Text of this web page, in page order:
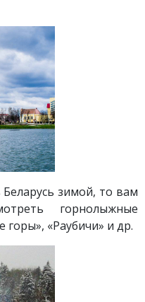
зимой, то вам
горнолыжные
горы», «Раубичи» и др.